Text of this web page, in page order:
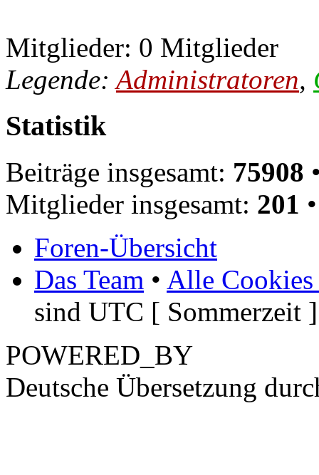
Mitglieder: 0 Mitglieder
Legende:Administratoren,
Statistik
Beiträge insgesamt: 75908
Mitglieder insgesamt: 201
Foren-Übersicht
Das Team • Alle Cookies
sind UTC [ Sommerzeit ]
POWERED_BY
Deutsche Übersetzung